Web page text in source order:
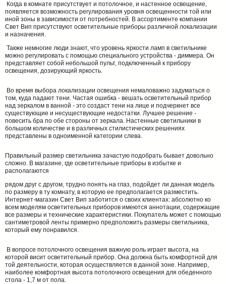
Когда в комнате присутствует и потолочное, и настенное освещение,
появляется возможность регулирования уровня освещенности той или
иной зоны в зависимости от потребностей. В ассортименте компании
Свет Вип присутствуют осветительные приборы различной локализации
и назначения.
Также немногие люди знают, что уровень яркости ламп в светильнике
можно регулировать с помощью специального устройства - диммера. Он
представляет собой небольшой пульт, подключенный к прибору
освещения, дозирующий яркость.
Во время выбора локализации освещения немаловажно задуматься о
том, куда падают тени. Частая ошибка - вешать осветительный прибор
над зеркалом в ванной - это создаст тени на лице и подчеркнет все
существующие и несуществующие недостатки. Лучшее решение -
повесить бра по обе стороны от зеркала. Настенные светильники в
большом количестве и в различных стилистических решениях
представлены в одноименной категории слева.
Правильный размер светильника зачастую подобрать бывает довольно
сложно. В магазине, где осветительные приборы в избытке и
располагаются
рядом друг с другом, трудно понять на глаз, подойдет ли данная модель
по размеру в ту комнату, в которую ее предполагается разместить.
Интернет-магазин Свет Вип заботится о своих клиентах: абсолютно ко
всем моделям осветительных приборов имеются аннотации, содержащие
все размеры и технические характеристики. Покупатель может с помощью
сантиметровой ленты примерно предположить размеры светильника,
который ему понравился.
В вопросе потолочного освещения важную роль играет высота, на
которой висит осветительный прибор. Она должна быть комфортной для
той деятельности, которая осуществляется в данной зоне. Например,
наиболее комфортная высота потолочного освещения для обеденного
стола - 1,7 м от пола.